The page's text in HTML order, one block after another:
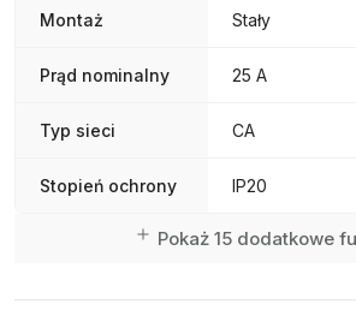
Montaż Stały
Prąd nominalny 25 A
Typ sieci CA
Stopień ochrony IP20
Pokaż 15 dodatkowe